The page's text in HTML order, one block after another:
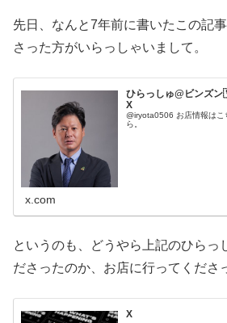
先日、なんと7年前に書いたこの記
さった方がいらっしゃいまして。
ひらっしゅ@ビンズ
X
@iryota0506 お店情報は
ら。
x.com
というのも、どうやら上記のひらっ
ださったのか、お店に行ってくださ
X